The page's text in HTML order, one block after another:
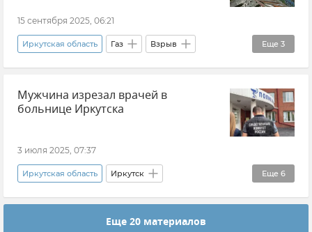
15 сентября 2025, 06:21
Еще 3
Иркутская область Газ Взрыв
Происшествия Новости
Мужчина изрезал врачей в
больнице Иркутска
3 июля 2025, 07:37
Еще 6
Иркутская область Иркутск
Происшествия Общество
Новости Врач
Еще 20 материалов